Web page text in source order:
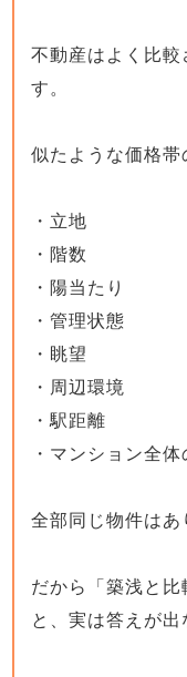
不動産はよく比較
す。
似たような価格帯
・立地
・階数
・陽当たり
・管理状態
・眺望
・周辺環境
・駅距離
・マンション全
全部同じ物件はあ
だから「築浅と
と、実は答えが出